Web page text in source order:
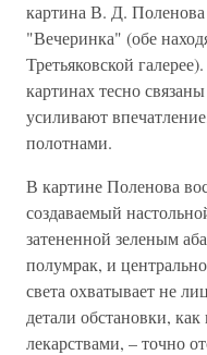
картина В. Д.
"Вечеринка" (обе
Третьяковской
картинах тесно
усиливают
полотнами.
В картине Поленова
создаваемый
затененной зеленым
полумрак, и
света охватывает не
детали обстановки,
лекарствами, – точно